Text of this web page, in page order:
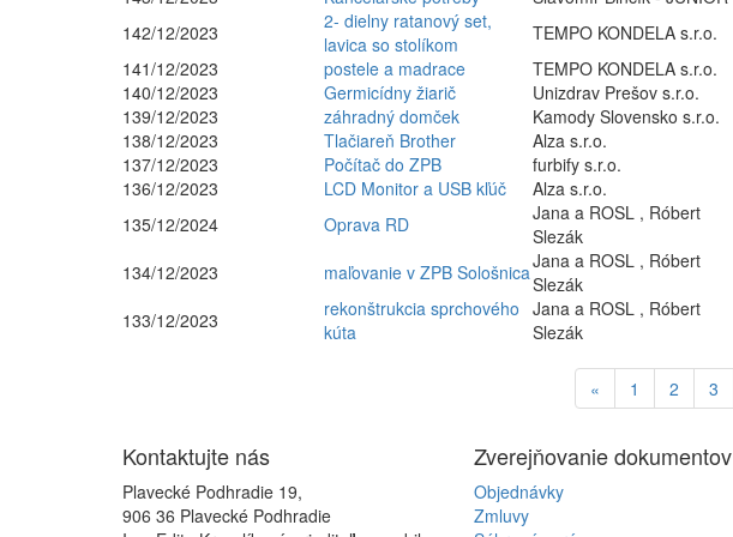
142/12/2023
2- dielny ratanový set,
lavica so stolíkom
TEMPO KONDELA s.r.o.
141/12/2023
postele a madrace TEMPO KONDELA s.r.o.
140/12/2023
Germicídny žiarič Unizdrav Prešov s.r.o.
139/12/2023
záhradný domček Kamody Slovensko s.r.o.
138/12/2023
Tlačiareň Brother Alza s.r.o.
137/12/2023
Počítač do ZPB furbify s.r.o.
136/12/2023
LCD Monitor a USB kľúč Alza s.r.o.
135/12/2024
Oprava RD
Jana a ROSL , Róbert
Slezák
134/12/2023
maľovanie v ZPB SološnicaJana a ROSL , Róbert
Slezák
133/12/2023
rekonštrukcia sprchového
kúta
Jana a ROSL , Róbert
Slezák
« 1 2 3
Kontaktujte nás
Plavecké Podhradie 19,
906 36 Plavecké Podhradie
Zverejňovaniedokumentov
Objednávky
Zmluvy